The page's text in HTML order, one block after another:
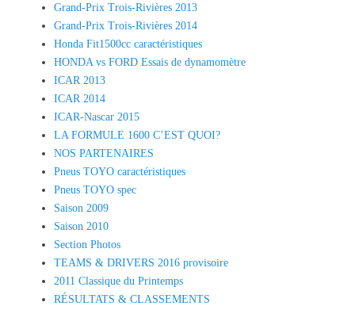
Grand-Prix Trois-Rivières 2013
Grand-Prix Trois-Rivières 2014
Honda Fit1500cc caractéristiques
HONDA vs FORD Essais de dynamomètre
ICAR 2013
ICAR 2014
ICAR-Nascar 2015
LA FORMULE 1600 C’EST QUOI?
NOS PARTENAIRES
Pneus TOYO caractéristiques
Pneus TOYO spec
Saison 2009
Saison 2010
Section Photos
TEAMS & DRIVERS 2016 provisoire
2011 Classique du Printemps
RÉSULTATS & CLASSEMENTS